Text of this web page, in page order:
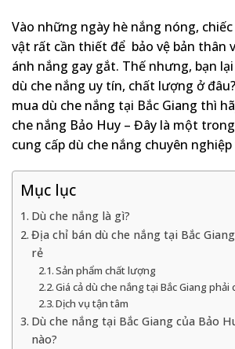
Vào những ngày hè nắng nóng,
vật rất cần thiết để bảo vệ bản thân
ánh nắng gay gắt. Thế nhưng, bạn
dù che nắng uy tín, chất lượng ở
mua dù che nắng tại Bắc Giang thì
che nắng Bảo Huy – Đây là một
cung cấp dù che nắng chuyên
Mục lục
Dù che nắng là gì?
Địa chỉ bán dù che nắng tại Bắc
rẻ
Sản phẩm chất lượng
Giá cả dù che nắng tại Bắc Giang phải
Dịch vụ tận tâm
Dù che nắng tại Bắc Giang của Bảo
nào?